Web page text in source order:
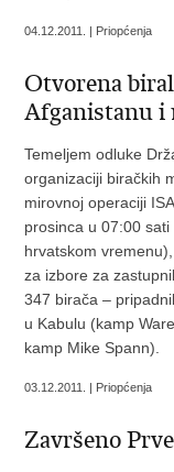
04.12.2011. | Priopćenja
Otvorena
Afganistanu i
Temeljem odluke
organizaciji biračkih
mirovnoj operaciji
prosinca u 07:00
hrvatskom
za izbore za
347 birača –
u Kabulu (kamp
kamp Mike Spann).
03.12.2011. | Priopćenja
Završeno